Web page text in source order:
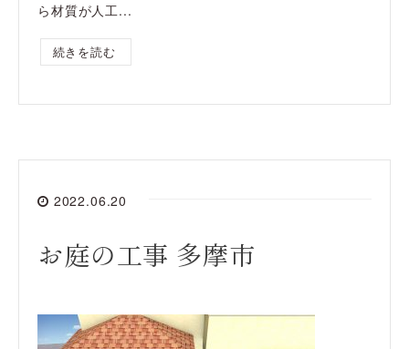
ら材質が人工...
続きを読む
2022.06.20
お庭の工事 多摩市